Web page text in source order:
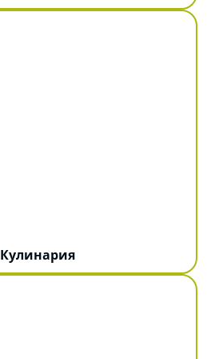
Кулинария